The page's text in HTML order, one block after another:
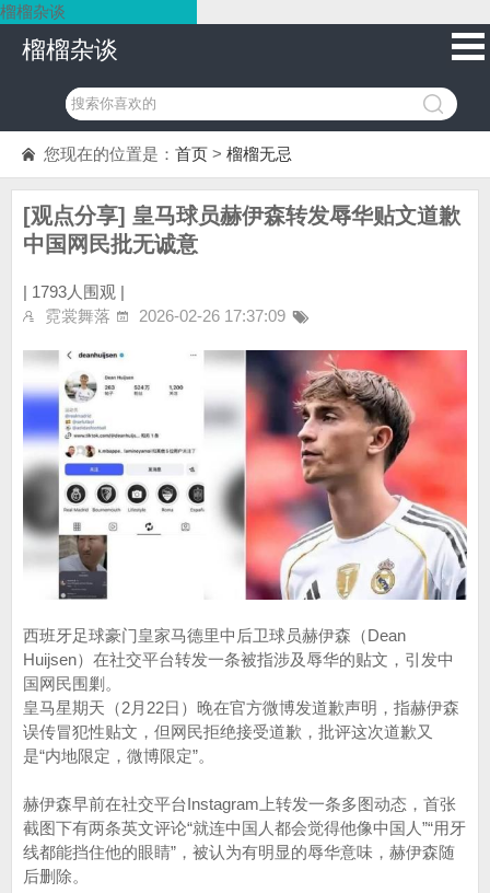
榴榴杂谈
榴榴杂谈
您现在的位置是： 首页 > 榴榴无忌
[观点分享] 皇马球员赫伊森转发辱华贴文道歉
中国网民批无诚意
| 1793人围观 |
霓裳舞落
2026-02-26 17:37:09
西班牙足球豪门皇家马德里中后卫球员赫伊森（Dean
Huijsen）在社交平台转发一条被指涉及辱华的贴文，引发中
国网民围剿。
皇马星期天（2月22日）晚在官方微博发道歉声明，指赫伊森
误传冒犯性贴文，但网民拒绝接受道歉，批评这次道歉又
是“内地限定，微博限定”。
赫伊森早前在社交平台Instagram上转发一条多图动态，首张
截图下有两条英文评论“就连中国人都会觉得他像中国人”“用牙
线都能挡住他的眼睛”，被认为有明显的辱华意味，赫伊森随
后删除。